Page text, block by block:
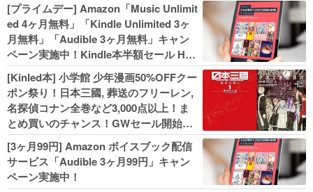
[プライムデー] Amazon「Music Unlimit
ed 4ヶ月無料」「Kindle Unlimited 3ヶ
月無料」「Audible 3ヶ月無料」キャン
ペーン実施中！Kindle本半額セール HU
NTER×HUNTERなど集英社、無職転生,
幼女戦記などKADOKAWA、キャプテン
翼100円セールも！
[Kinled本] 小学館 少年漫画50%OFFクー
ポン祭り！日本三國, 葬送のフリーレン,
名探偵コナン全巻など3,000点以上！ま
とめ買いのチャンス！GWセール開始！
人気コミック多数 カドカワ祭やIT関連本
がセールに！
[3ヶ月99円] Amazon ボイスブック配信
サービス「Audible 3ヶ月99円」キャン
ペーン実施中！